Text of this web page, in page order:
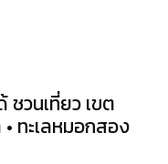
ชวนเที่ยว เขต
ทะเลหมอกสอง